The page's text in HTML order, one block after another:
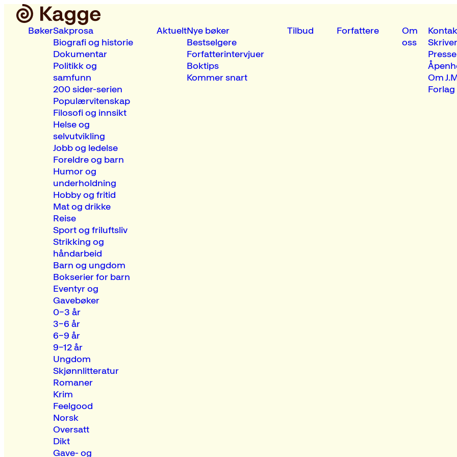
BøkerSakprosa
Biografi og historie
Dokumentar
Politikk og
samfunn
200 sider-serien
Populærvitenskap
Filosofi og innsikt
Helse og
selvutvikling
Jobb og ledelse
Foreldre og barn
Humor og
underholdning
Hobby og fritid
Mat og drikke
Reise
Sport og friluftsliv
Strikking og
håndarbeid
Barn og ungdom
Bokserier for barn
Eventyr og
Gavebøker
0–3 år
3–6 år
6–9 år
9–12 år
Ungdom
Skjønnlitteratur
Romaner
Krim
Feelgood
Norsk
Oversatt
Dikt
Gave- og
AktueltNye bøker
Bestselgere
Forfatterintervjuer
Boktips
Kommer snart
Tilbud Forfattere
Om
oss
Presse
Om
Forlag